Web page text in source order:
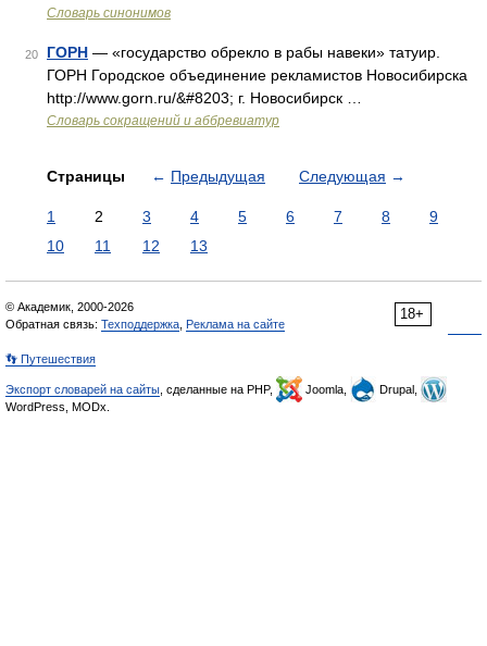
Словарь синонимов
20 ГОРН — «государство обрекло в рабы навеки» татуир.
ГОРН Городское объединение рекламистов Новосибирска
http://www.gorn.ru/&#8203; г. Новосибирск …
Словарь сокращений и аббревиатур
Страницы ← Предыдущая Следующая →
1 2 3 4 5 6 7 8
9
10
11 12 13
18+
© Академик, 2000-2026
Обратная связь: Техподдержка Реклама на сайте
👣 Путешествия
Экспорт словарей на сайты , сделанные на PHP, Joomla,
Drupal,
WordPress, MODx.